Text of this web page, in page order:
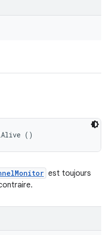
()
est toujours